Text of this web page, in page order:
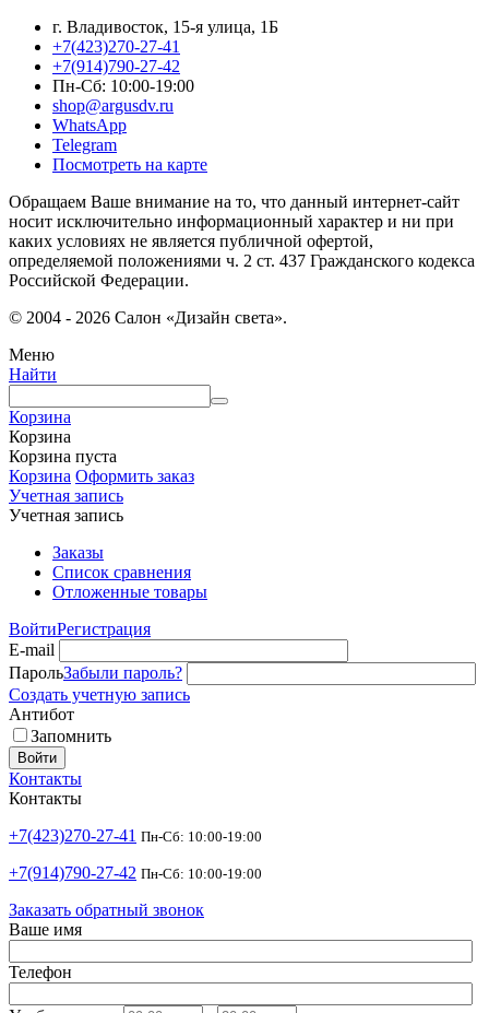
г. Владивосток, 15-я улица, 1Б
+7(423)270-27-41
+7(914)790-27-42
Пн-Сб: 10:00-19:00
shop@argusdv.ru
WhatsApp
Telegram
Посмотреть на карте
Обращаем Ваше внимание на то, что данный интернет-сайт
носит исключительно информационный характер и ни при
каких условиях не является публичной офертой,
определяемой положениями ч. 2 ст. 437 Гражданского кодекса
Российской Федерации.
© 2004 - 2026 Салон «Дизайн света».
Меню
Найти
Корзина
Корзина
Корзина пуста
Корзина Оформить заказ
Учетная запись
Учетная запись
Заказы
Список сравнения
Отложенные товары
ВойтиРегистрация
E-mail
ПарольЗабыли пароль?
Создать учетную запись
Антибот
Запомнить
Войти
Контакты
Контакты
+7(423)270-27-41 Пн-Сб: 10:00-19:00
+7(914)790-27-42 Пн-Сб: 10:00-19:00
Заказать обратный звонок
Ваше имя
Телефон